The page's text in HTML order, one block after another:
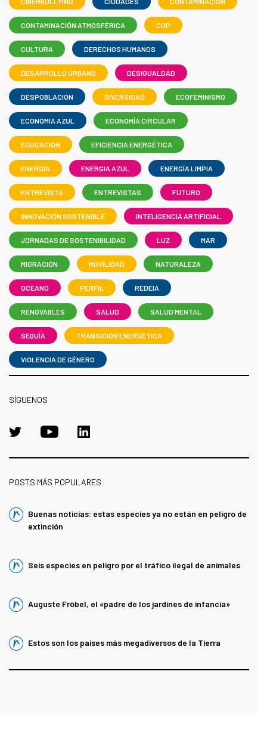
CONTAMINACIÓN ATMOSFÉRICA COP
CULTURA DERECHOS HUMANOS
DESARROLLO URBANO DESIGUALDAD
DESPOBLACIÓN DIVERSIDAD ECOFEMINISMO
ECONOMIA AZUL ECONOMÍA CIRCULAR
EDUCACIÓN EFICIENCIA ENERGÉTICA
ENERGÍA ENERGIA AZUL ENERGÍA LIMPIA
ENTREVISTA ENTREVISTAS FUTURO
INNOVACIÓN SOSTENIBLE INTELIGENCIA ARTIFICIAL
JORNADAS DE SOSTENIBILIDAD LUZ MAR
MIGRACIÓN MOVILIDAD NATURALEZA
OCEANO PERFIL REDEIA
RENOVABLES SALUD SALUD MENTAL
SEQUÍA TRANSICIÓN ENERGÉTICA
VIOLENCIA DE GÉNERO
SÍGUENOS
POSTS MÁS POPULARES
Buenas noticias: estas especies ya no están en peligro de
extinción
Seis especies en peligro por el tráfico ilegal de animales
Auguste Fröbel, el «padre de los jardines de infancia»
Estos son los países más megadiversos de la Tierra